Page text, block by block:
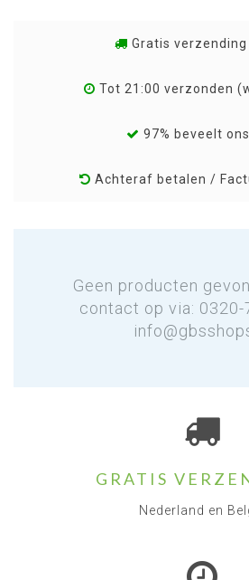
Gratis verzending
Tot 21:00 verzonden
97% beveelt
Achteraf betalen /
Geen producten
contact op via:
GRATIS
Nederland en